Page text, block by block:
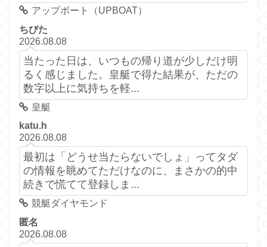
アップボート（UPBOAT）
ちびた
2026.08.08
当たった日は、いつもの帰り道が少しだけ明
るく感じました。皇艇で得た結果が、ただの
数字以上に気持ちを軽...
皇艇
katu.h
2026.08.08
最初は「どうせ当たらないでしょ」ってタダ
の情報を眺めてただけなのに、まさかの的中
続きで慌てて登録しま...
競艇ダイヤモンド
匿名
2026.08.08